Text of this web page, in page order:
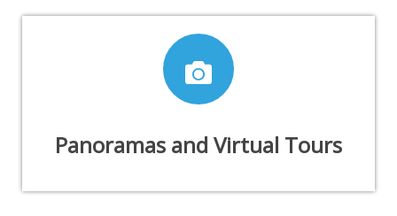
Panoramas and Virtual Tours